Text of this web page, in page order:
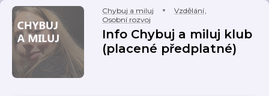
Chybuj a miluj Vzdělání,
Osobní rozvoj
Info Chybuj a miluj klub
(placené předplatné)